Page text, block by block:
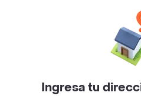
Ingresa tu